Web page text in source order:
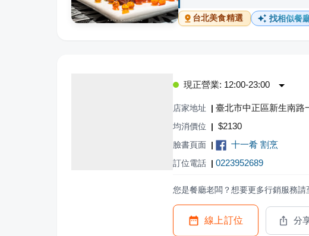
台北美食精選 找相似餐
現正營業: 12:00-23:00
店家地址 | 臺北市中正區新生南路
均消價位 | $2130
臉書頁面 | 十一肴 割烹
訂位電話 | 0223952689
您是餐廳老闆？想要更多行銷服務請
線上訂位 分